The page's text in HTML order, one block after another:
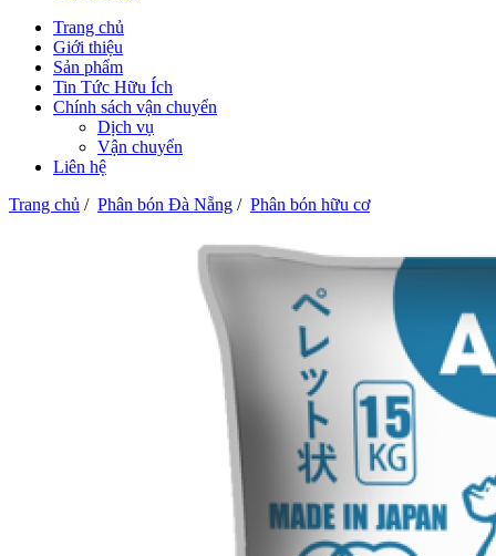
Trang chủ
Giới thiệu
Sản phẩm
Tin Tức Hữu Ích
Chính sách vận chuyển
Dịch vụ
Vận chuyển
Liên hệ
Trang chủ / Phân bón Đà Nẵng / Phân bón hữu cơ